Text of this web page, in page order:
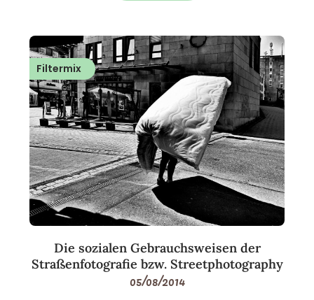
Filtermix
Die sozialen Gebrauchsweisen der
Straßenfotografie bzw. Streetphotography
05/08/2014